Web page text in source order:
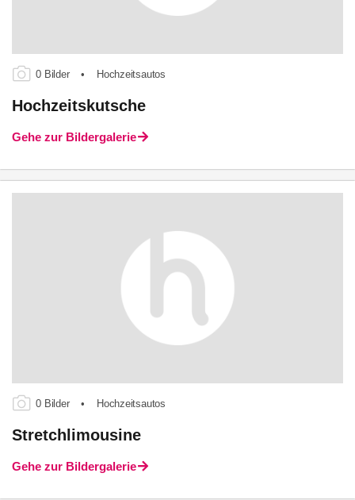
0 Bilder • Hochzeitsautos
Hochzeitskutsche
Gehe zur Bildergalerie
0 Bilder • Hochzeitsautos
Stretchlimousine
Gehe zur Bildergalerie